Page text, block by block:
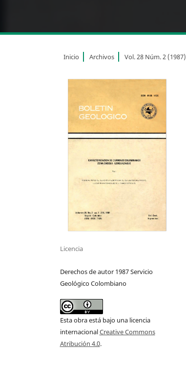
Inicio Archivos Vol. 28 Núm. 2 (1987)
Licencia
Derechos de autor 1987 Servicio
Geológico Colombiano
Esta obra está bajo una licencia
internacionalCreative Commons
Atribución 4.0.